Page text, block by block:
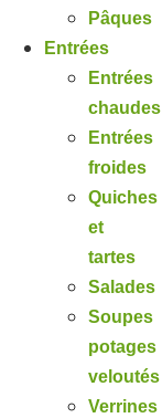
Pâques
Entrées
Entrées
chaudes
Entrées
froides
Quiches
et
tartes
Salades
Soupes
potages
veloutés
Verrines